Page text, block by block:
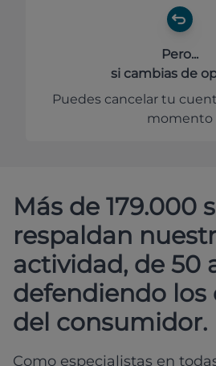
Pero...
si cambias de
Puedes cancelar tu
momento
Más de 179.000
respaldan
actividad, de 50
defendiendo los
del consumidor.
Como especialistas en